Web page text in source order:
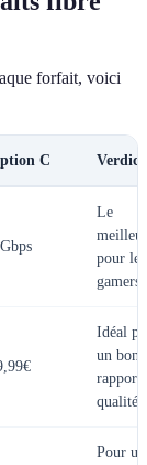
forfait, voici
C Verdict
Le
meilleur
pour les
gamers
Idéal
un bon
rapport
qualité/
Pour un